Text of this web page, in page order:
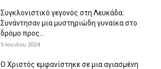
Συγκλονιστικό γεγονός στη Λευκάδα:
Συνάντησαν μια μυστηριώδη γυναίκα στο
δρόμο προς...
5 Ιουνίου 2024
Ο Χριστός εμφανίστηκε σε μια αγιασμένη